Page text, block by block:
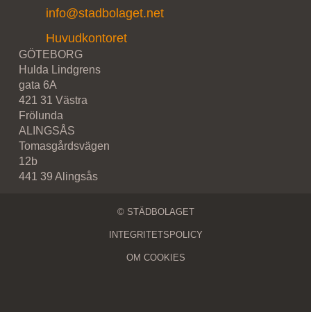
info@stadbolaget.net
Huvudkontoret
GÖTEBORG
Hulda Lindgrens
gata 6A
421 31 Västra
Frölunda
ALINGSÅS
Tomasgårdsvägen
12b
441 39 Alingsås
© STÄDBOLAGET
INTEGRITETSPOLICY
OM COOKIES